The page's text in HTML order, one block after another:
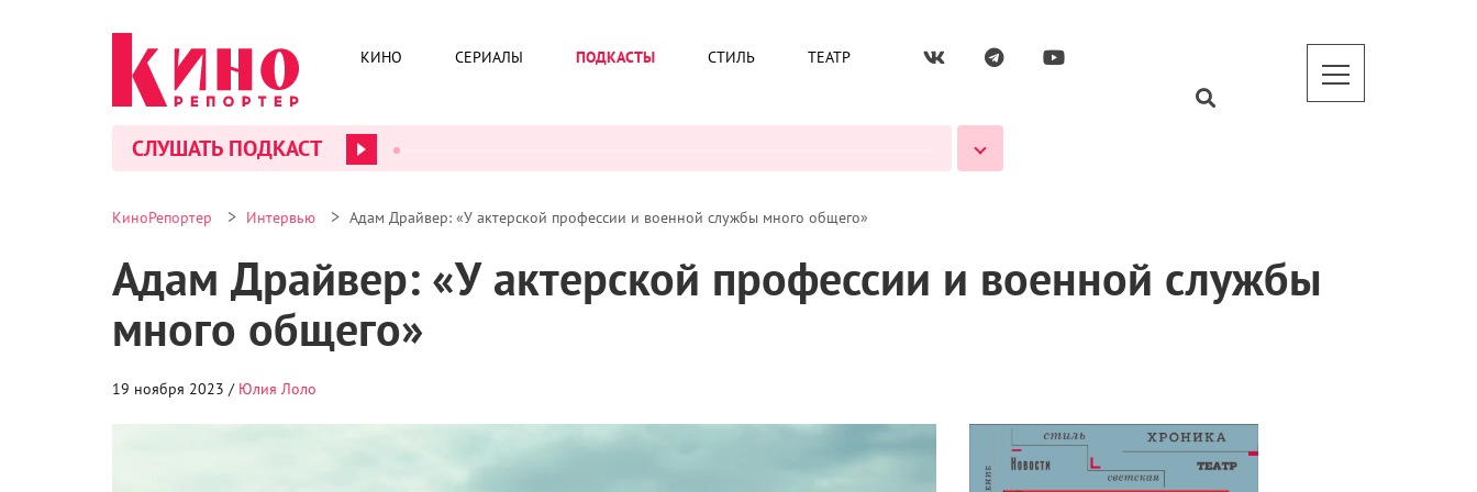
КИНО СЕРИАЛЫ ПОДКАСТЫ СТИЛЬ ТЕАТР
СЛУШАТЬ ПОДКАСТ
КиноРепортер > Интервью > Адам Драйвер: «У актерской профессии и военной службы много общего»
Адам Драйвер: «У актерской профессии и военной службы
много общего»
19 ноября 2023 / Юлия Лоло